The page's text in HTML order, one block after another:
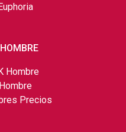
Hombre
Precios